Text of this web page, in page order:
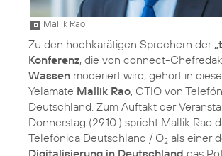
Mallik Rao
Zu den hochkarätigen Sprechern der
Konferenz, die von connect-
Wassen moderiert wird, gehört in
Yelamate Mallik Rao, CTIO von
Deutschland. Zum Auftakt der
Donnerstag (29.10.) spricht Mallik Rao
Telefónica Deutschland / O2 als einer